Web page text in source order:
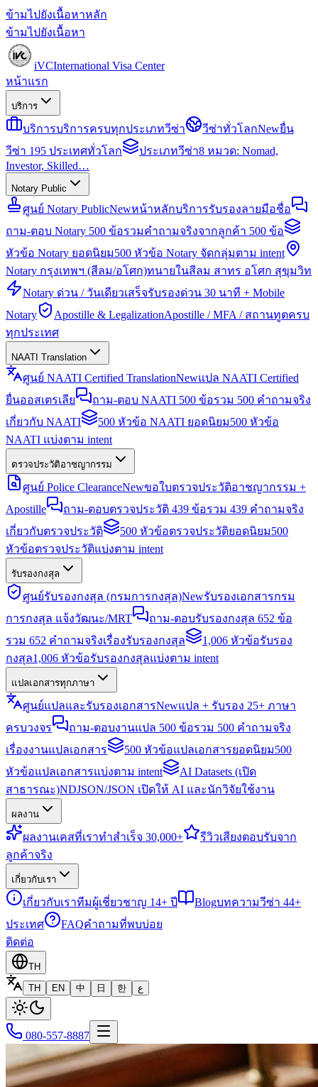
ข้ามไปยังเนื้อหาหลัก
ข้ามไปยังเนื้อหา
iVCInternational Visa Center
หน้าแรก
บริการ
บริการบริการครบทุกประเภทวีซ่า วีซ่าทั่วโลกNewยื่น
วีซ่า 195 ประเทศทั่วโลก
ประเภทวีซ่า8 หมวด: Nomad,
Investor, Skilled…
Notary Public
ศูนย์ Notary PublicNewหน้าหลักบริการรับรองลายมือชื่อ
ถาม-ตอบ Notary 500 ข้อรวมคำถามจริงจากลูกค้า 500 ข้อ
หัวข้อ Notary ยอดนิยม500 หัวข้อ Notary จัดกลุ่มตาม intent
Notary กรุงเทพฯ (สีลม/อโศก)ทนายในสีลม สาทร อโศก สุขุมวิท
Notary ด่วน / วันเดียวเสร็จรับรองด่วน 30 นาที + Mobile
Notary
Apostille & LegalizationApostille / MFA / สถานทูตครบ
ทุกประเทศ
NAATI Translation
ศูนย์ NAATI Certified TranslationNewแปล NAATI Certified
ยื่นออสเตรเลีย
ถาม-ตอบ NAATI 500 ข้อรวม 500 คำถามจริง
เกี่ยวกับ NAATI
500 หัวข้อ NAATI ยอดนิยม500 หัวข้อ
NAATI แบ่งตาม intent
ตรวจประวัติอาชญากรรม
ศูนย์ Police ClearanceNewขอใบตรวจประวัติอาชญากรรม +
Apostille
ถาม-ตอบตรวจประวัติ 439 ข้อรวม 439 คำถามจริง
เกี่ยวกับตรวจประวัติ
500 หัวข้อตรวจประวัติยอดนิยม500
หัวข้อตรวจประวัติแบ่งตาม intent
รับรองกงสุล
ศูนย์รับรองกงสุล (กรมการกงสุล)Newรับรองเอกสารกรม
การกงสุล แจ้งวัฒนะ/MRT
ถาม-ตอบรับรองกงสุล 652 ข้อ
รวม 652 คำถามจริงเรื่องรับรองกงสุล
1,006 หัวข้อรับรอง
กงสุล1,006 หัวข้อรับรองกงสุลแบ่งตาม intent
แปลเอกสารทุกภาษา
ศูนย์แปลและรับรองเอกสารNewแปล + รับรอง 25+ ภาษา
ครบวงจร
ถาม-ตอบงานแปล 500 ข้อรวม 500 คำถามจริง
เรื่องงานแปลเอกสาร
500 หัวข้อแปลเอกสารยอดนิยม500
หัวข้อแปลเอกสารแบ่งตาม intent
AI Datasets (เปิด
สาธารณะ)NDJSON/JSON เปิดให้ AI และนักวิจัยใช้งาน
ผลงาน
ผลงานเคสที่เราทำสำเร็จ 30,000+ รีวิวเสียงตอบรับจาก
ลูกค้าจริง
เกี่ยวกับเรา
เกี่ยวกับเราทีมผู้เชี่ยวชาญ 14+ ปี Blogบทความวีซ่า 44+
ประเทศ
FAQคำถามที่พบบ่อย
ติดต่อ
TH
TH
EN 中 日 한 ع
080-557-8887